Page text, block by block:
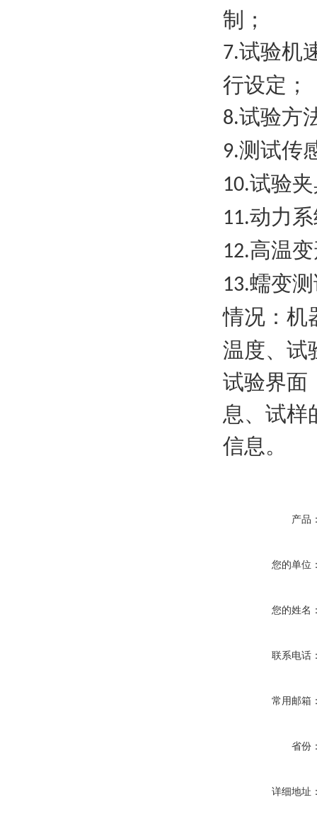
制
；
7.试验机
行设定 ；
8.试验方
9.测试传
10.试验
11.动力
12.高温
13.蠕变
情况：机
温度、试
试验界面
息、试样
信息。
产品
您的单位
您的姓名
联系电话
常用邮箱
省份
详细地址